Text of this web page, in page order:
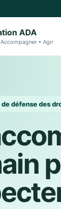
ADA
• Agir
défense des